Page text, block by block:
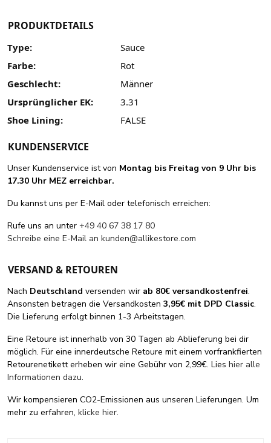
PRODUKTDETAILS
Type:
Sauce
Farbe:
Rot
Geschlecht:
Männer
Ursprünglicher EK:
3.31
Shoe Lining:
FALSE
KUNDENSERVICE
Unser Kundenservice ist von Montag bis Freitag von 9 Uhr bis
17.30 Uhr MEZ erreichbar.
Du kannst uns per E-Mail oder telefonisch erreichen:
Rufe uns an unter +49 40 67 38 17 80
Schreibe eine E-Mail an kunden@allikestore.com
VERSAND & RETOUREN
Nach Deutschland versenden wir ab 80€ versandkostenfrei.
Ansonsten betragen die Versandkosten 3,95€ mit DPD Classic.
Die Lieferung erfolgt binnen 1-3 Arbeitstagen.
Eine Retoure ist innerhalb von 30 Tagen ab Ablieferung bei dir
möglich. Für eine innerdeutsche Retoure mit einem vorfrankfierten
Retourenetikett erheben wir eine Gebühr von 2,99€. Lies hier alle
Informationen dazu.
Wir kompensieren CO2-Emissionen aus unseren Lieferungen. Um
mehr zu erfahren, klicke hier.